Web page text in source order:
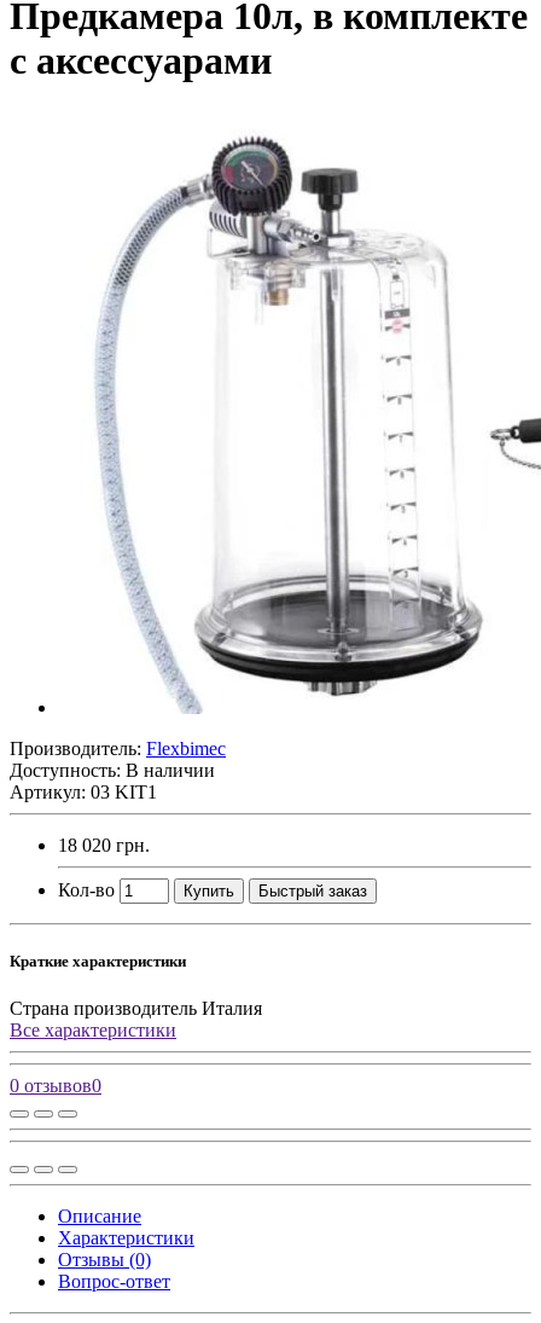
Предкамера 10л, в комплекте
с аксеcсуарами
Производитель: Flexbimec
Доступность: В наличии
Артикул: 03 KIT1
18 020 грн.
Кол-во Купить Быстрый заказ
Краткие характеристики
Страна производитель Италия
Все характеристики
0 отзывов0
Описание
Характеристики
Отзывы (0)
Вопрос-ответ